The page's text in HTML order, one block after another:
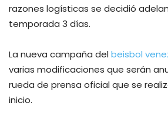
razones logísticas se decidió
temporada 3 días.
La nueva campaña delbeisbol
varias modificaciones que serán
rueda de prensa oficial que se
inicio.